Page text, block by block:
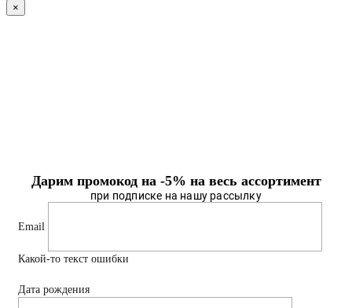
×
Дарим промокод на -5% на весь ассортимент
при подписке на нашу рассылку
Email
Какой-то текст ошибки
Дата рождения